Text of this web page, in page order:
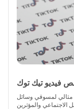
فيديو تيك توك
مثالي لمسوقي وسائل